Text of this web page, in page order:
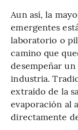
Aun así, la
emergentes
laboratorio o
camino que
desempeñar
industria.
extraído de la
evaporación al
directamente